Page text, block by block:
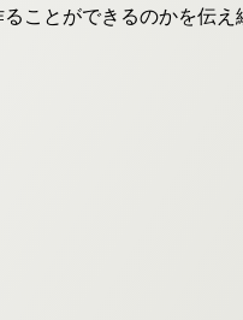
ことができるのかを伝え